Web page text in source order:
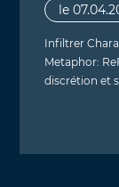
le
Infiltrer
Metaphor:
discrétion et